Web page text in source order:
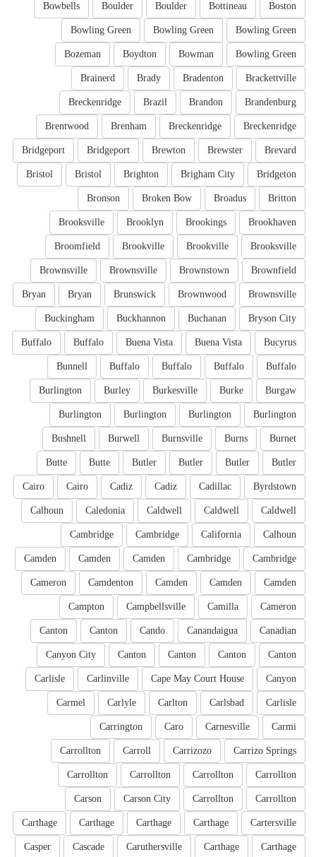
Boston
Bottineau
Boulder
Boulder
Bowbells
Bowling Green
Bowling Green
Bowling Green
Bowling Green
Bowman
Boydton
Bozeman
Brackettville
Bradenton
Brady
Brainerd
Brandenburg
Brandon
Brazil
Breckenridge
Breckenridge
Breckenridge
Brenham
Brentwood
Brevard
Brewster
Brewton
Bridgeport
Bridgeport
Bridgeton
Brigham City
Brighton
Bristol
Bristol
Britton
Broadus
Broken Bow
Bronson
Brookhaven
Brookings
Brooklyn
Brooksville
Brooksville
Brookville
Brookville
Broomfield
Brownfield
Brownstown
Brownsville
Brownsville
Brownsville
Brownwood
Brunswick
Bryan
Bryan
Bryson City
Buchanan
Buckhannon
Buckingham
Bucyrus
Buena Vista
Buena Vista
Buffalo
Buffalo
Buffalo
Buffalo
Buffalo
Buffalo
Bunnell
Burgaw
Burke
Burkesville
Burley
Burlington
Burlington
Burlington
Burlington
Burlington
Burnet
Burns
Burnsville
Burwell
Bushnell
Butler
Butler
Butler
Butler
Butte
Butte
Byrdstown
Cadillac
Cadiz
Cadiz
Cairo
Cairo
Caldwell
Caldwell
Caldwell
Caledonia
Calhoun
Calhoun
California
Cambridge
Cambridge
Cambridge
Cambridge
Camden
Camden
Camden
Camden
Camden
Camden
Camdenton
Cameron
Cameron
Camilla
Campbellsville
Campton
Canadian
Canandaigua
Cando
Canton
Canton
Canton
Canton
Canton
Canton
Canyon City
Canyon
Cape May Court House
Carlinville
Carlisle
Carlisle
Carlsbad
Carlton
Carlyle
Carmel
Carmi
Carnesville
Caro
Carrington
Carrizo Springs
Carrizozo
Carroll
Carrollton
Carrollton
Carrollton
Carrollton
Carrollton
Carrollton
Carrollton
Carson City
Carson
Cartersville
Carthage
Carthage
Carthage
Carthage
Carthage
Carthage
Caruthersville
Cascade
Casper